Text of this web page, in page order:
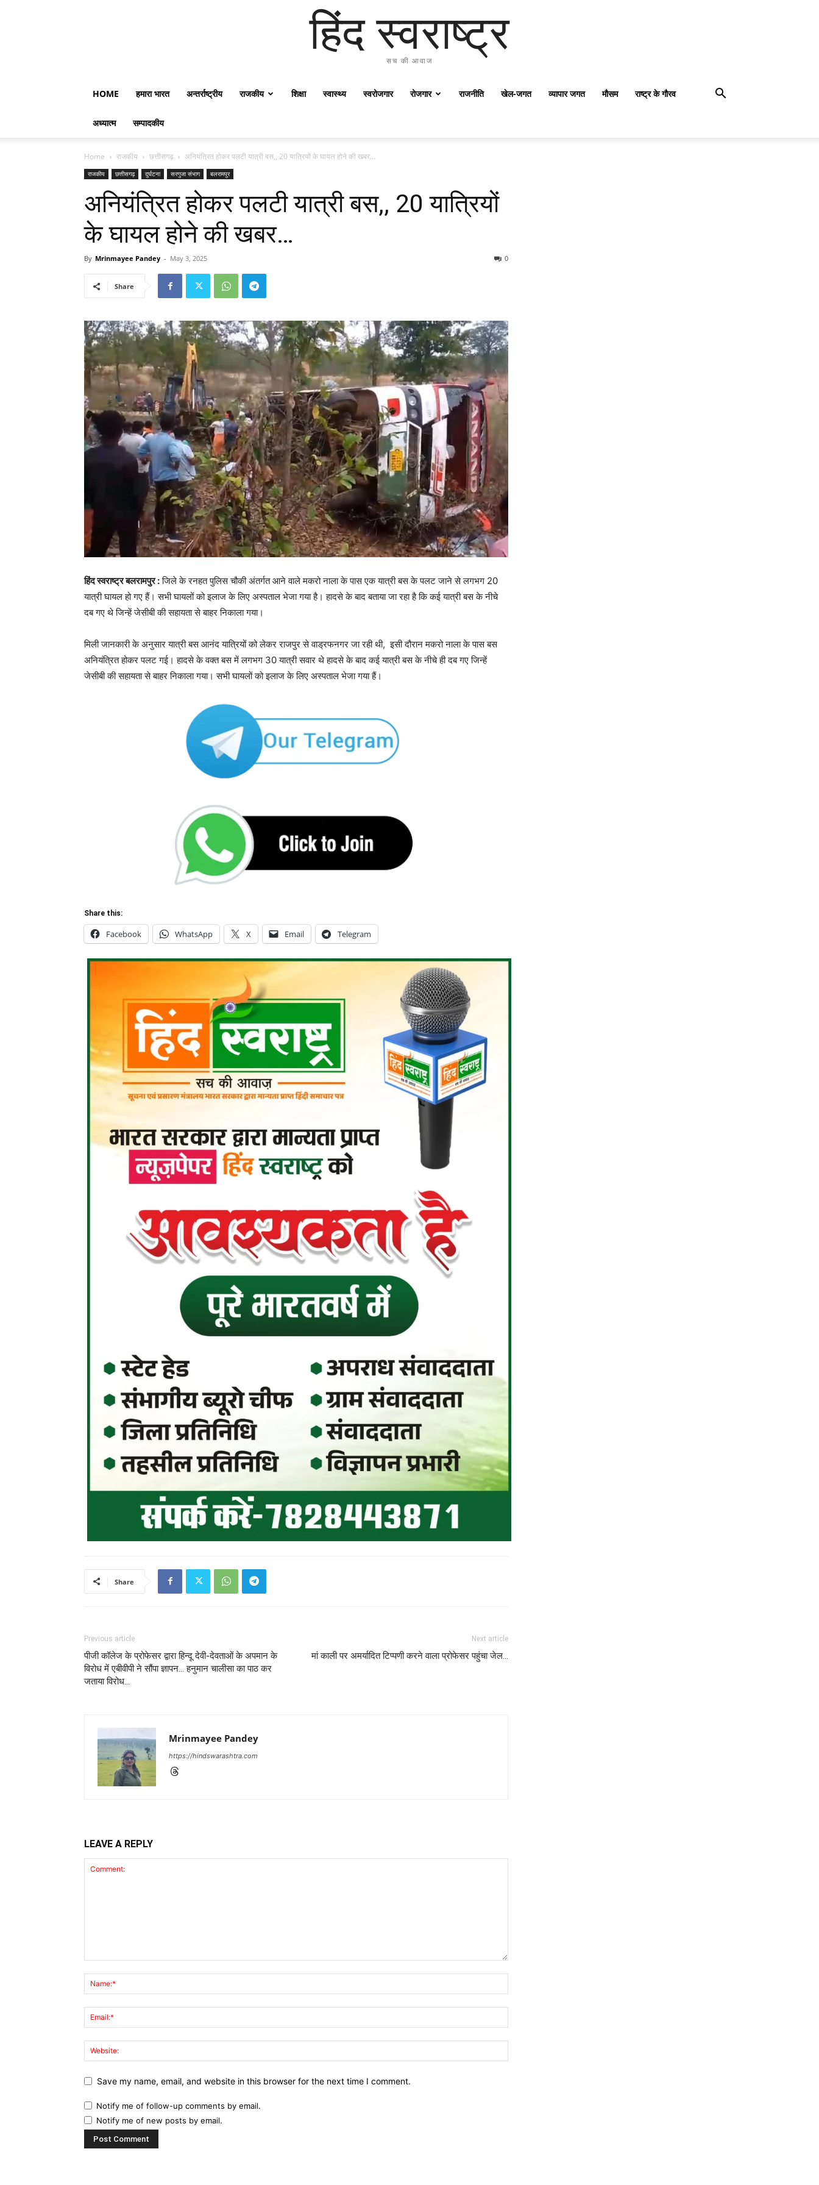
हिंद स्वराष्ट्र
सच की आवाज
HOME हमारा भारत अन्तर्राष्ट्रीय राजकीय शिक्षा स्वास्थ्य स्वरोजगार रोजगार राजनीति खेल-जगत व्यापार जगत मौसम राष्ट्र के गौरव
अध्यात्म सम्पादकीय
Home राजकीय छत्तीसगढ़ अनियंत्रित होकर पलटी यात्री बस,, 20 यात्रियों के घायल होने की खबर…
राजकीय छत्तीसगढ़ दुर्घटना सरगुजा संभाग बलरामपुर
अनियंत्रित होकर पलटी यात्री बस,, 20 यात्रियों
के घायल होने की खबर…
By Mrinmayee Pandey - May 3, 2025 0
Share
हिंद स्वराष्ट्र बलरामपुर :जिले के रनहत पुलिस चौकी अंतर्गत आने वाले मकरो नाला के पास एक यात्री बस के पलट जाने से लगभग 20
यात्री घायल हो गए हैं। सभी घायलों को इलाज के लिए अस्पताल भेजा गया है। हादसे के बाद बताया जा रहा है कि कई यात्री बस के नीचे
दब गए थे जिन्हें जेसीबी की सहायता से बाहर निकाला गया।
मिली जानकारी के अनुसार यात्री बस आनंद यात्रियों को लेकर राजपुर से वाड्रफनगर जा रही थी, इसी दौरान मकरो नाला के पास बस
अनियंत्रित होकर पलट गई। हादसे के वक्त बस में लगभग 30 यात्री सवार थे हादसे के बाद कई यात्री बस के नीचे ही दब गए जिन्हें
जेसीबी की सहायता से बाहर निकाला गया। सभी घायलों को इलाज के लिए अस्पताल भेजा गया हैं।
Share this:
Facebook WhatsApp X Email Telegram
Share
Previous article
पीजी कॉलेज के प्रोफेसर द्वारा हिन्दू देवी-देवताओं के अपमान के
विरोध में एबीवीपी ने सौंपा ज्ञापन… हनुमान चालीसा का पाठ कर
जताया विरोध…
Next article
मां काली पर अमर्यादित टिप्पणी करने वाला प्रोफेसर पहुंचा जेल…
Mrinmayee Pandey
https://hindswarashtra.com
LEAVE A REPLY
Save my name, email, and website in this browser for the next time I comment.
Notify me of follow-up comments by email.
Notify me of new posts by email.